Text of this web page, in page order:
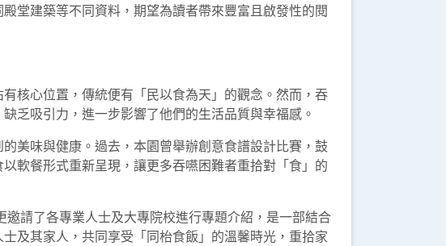
堂建築等不同資料，期望為讀者帶來豐富且啟發性的閱
核心位置，傳統便有「民以食為天」的觀念。然而，吞
乏吸引力，進一步影響了他們的生活品質與幸福感。
美味與健康。過去，本園曾舉辦創意食譜設計比賽，鼓
軟餐形式重新呈現，讓更多吞嚥困難者重拾對「食」的
請了各專業人士及大專院校進行專題介紹，是一部結合
及其家人，共同享受「同枱食飯」的溫馨時光，重拾家